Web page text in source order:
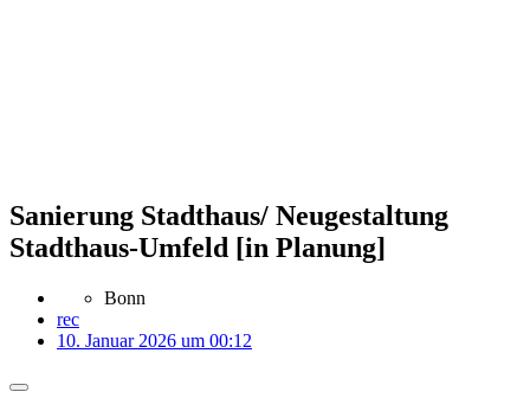
Sanierung Stadthaus/ Neugestaltung
Stadthaus-Umfeld [in Planung]
Bonn
rec
10. Januar 2026 um 00:12